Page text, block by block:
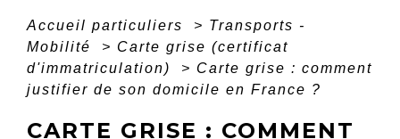
Accueil particuliers > Transports -
Mobilité
> Carte grise (certificat
d'immatriculation)
> Carte grise : comment
justifier de son domicile en France ?
CARTE GRISE : COMMENT